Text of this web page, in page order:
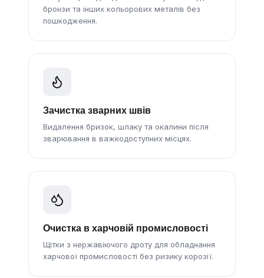
бронзи та інших кольорових металів без
пошкодження.
Зачистка зварних швів
Видалення бризок, шлаку та окалини після
зварювання в важкодоступних місцях.
Очистка в харчовій промисловості
Щітки з нержавіючого дроту для обладнання
харчової промисловості без ризику корозії.